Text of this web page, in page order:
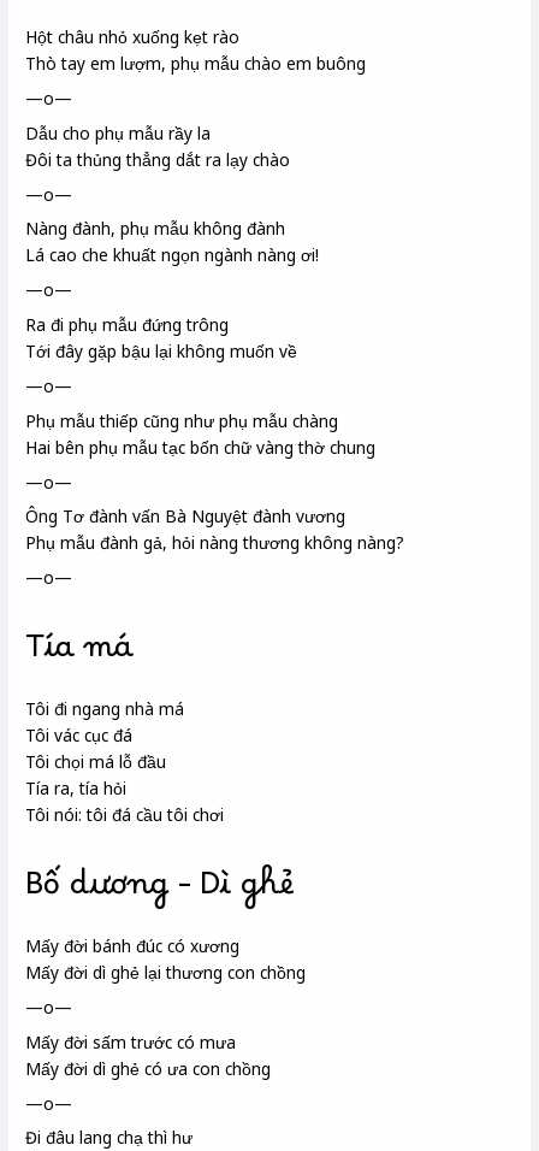
Hột châu nhỏ xuống kẹt rào
Thò tay em lượm, phụ mẫu chào em buông
—o—
Dẫu cho phụ mẫu rầy la
Đôi ta thủng thẳng dắt ra lạy chào
—o—
Nàng đành, phụ mẫu không đành
Lá cao che khuất ngọn ngành nàng ơi!
—o—
Ra đi phụ mẫu đứng trông
Tới đây gặp bậu lại không muốn về
—o—
Phụ mẫu thiếp cũng như phụ mẫu chàng
Hai bên phụ mẫu tạc bốn chữ vàng thờ chung
—o—
Ông Tơ đành vấn Bà Nguyệt đành vương
Phụ mẫu đành gả, hỏi nàng thương không nàng?
—o—
Tía má
Tôi đi ngang nhà má
Tôi vác cục đá
Tôi chọi má lỗ đầu
Tía ra, tía hỏi
Tôi nói: tôi đá cầu tôi chơi
Bố dương – Dì ghẻ
Mấy đời bánh đúc có xương
Mấy đời dì ghẻ lại thương con chồng
—o—
Mấy đời sấm trước có mưa
Mấy đời dì ghẻ có ưa con chồng
—o—
Đi đâu lang chạ thì hư